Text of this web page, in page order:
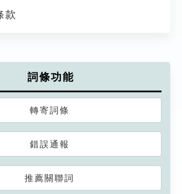
款
詞條功能
轉寄詞條
錯誤通報
推薦關聯詞